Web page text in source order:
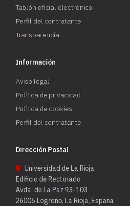
Tablón oficial electrónico
Perfil del contratante
Transparencia
Información
Aviso legal
Política de privacidad
Política de cookies
Perfil del contratante
Dirección Postal
Universidad de La Rioja
Edificio de Rectorado
Avda. de La Paz 93-103
26006 Logroño, La Rioja, España